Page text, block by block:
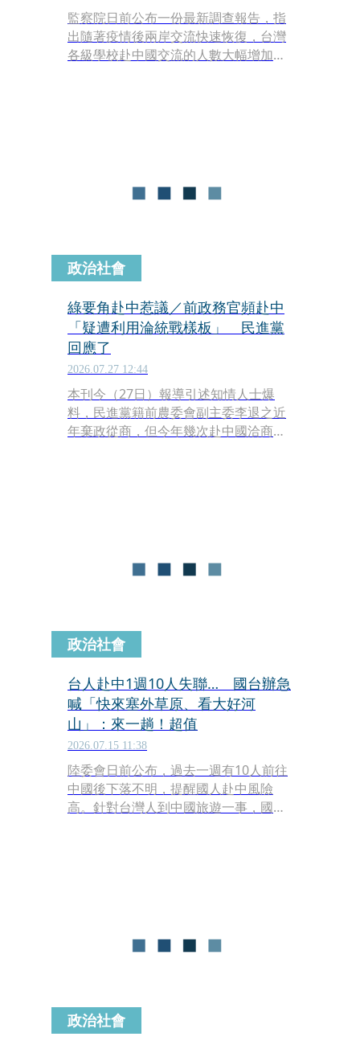
監察院日前公布一份最新調查報告，指
出隨著疫情後兩岸交流快速恢復，台灣
各級學校赴中國交流的人數大幅增加，
足，要求全面檢討改善。
政治社會
綠要角赴中惹議／前政務官頻赴中
「疑遭利用淪統戰樣板」 民進黨
回應了
2026.07.27 12:44
本刊今（27日）報導引述知情人士爆
料，民進黨籍前農委會副主委李退之近
年棄政從商，但今年幾次赴中國洽商，
政治社會
台人赴中1週10人失聯… 國台辦急
喊「快來塞外草原、看大好河
山」：來一趟！超值
2026.07.15 11:38
陸委會日前公布，過去一週有10人前往
中國後下落不明，提醒國人赴中風險
高。針對台灣人到中國旅遊一事，國台
政治社會